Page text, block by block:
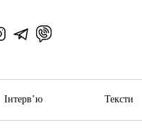
Інтерв’ю Тексти